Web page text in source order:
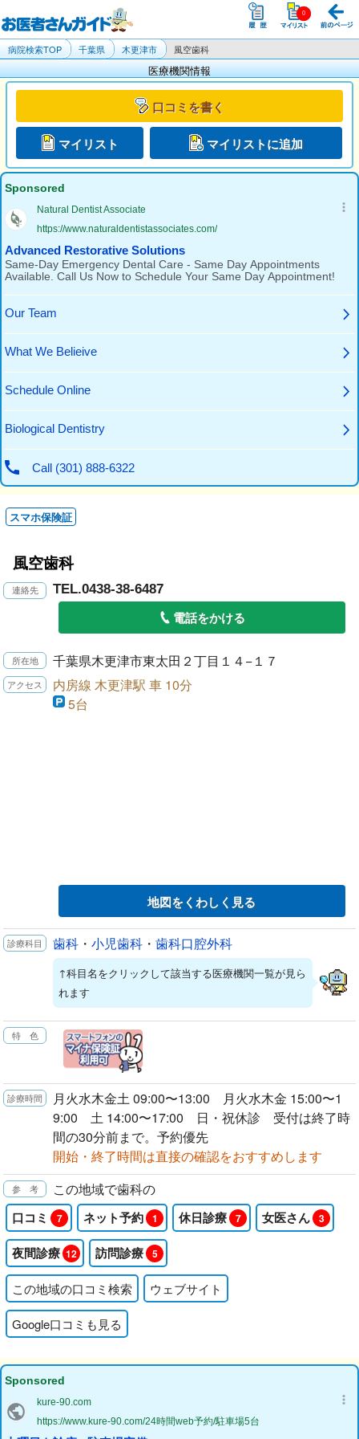
病院検索TOP 千葉県 木更津市 風空歯科
医療機関情報
口コミを書く
マイリスト マイリストに追加
スマホ保険証
風空歯科
TEL.0438-38-6487
電話をかける
千葉県木更津市東太田２丁目１４−１７
内房線 木更津駅 車 10分
5台
地図をくわしく見る
歯科 ・ 小児歯科 ・ 歯科口腔外科
↑科目名をクリックして該当する医療機関一覧が見ら
れます
月火水木金土 09:00〜13:00 月火水木金 15:00〜1
9:00 土 14:00〜17:00 日・祝休診 受付は終了時
間の30分前まで。予約優先
開始・終了時間は直接の確認をおすすめします
この地域で歯科の
口コミ 7 ネット予約 1 休日診療 7 女医さん 3
夜間診療 12 訪問診療 5
この地域の口コミ検索 ウェブサイト
Google口コミも見る